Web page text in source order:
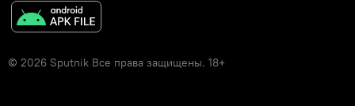
© 2026 Sputnik Все права защищены. 18+